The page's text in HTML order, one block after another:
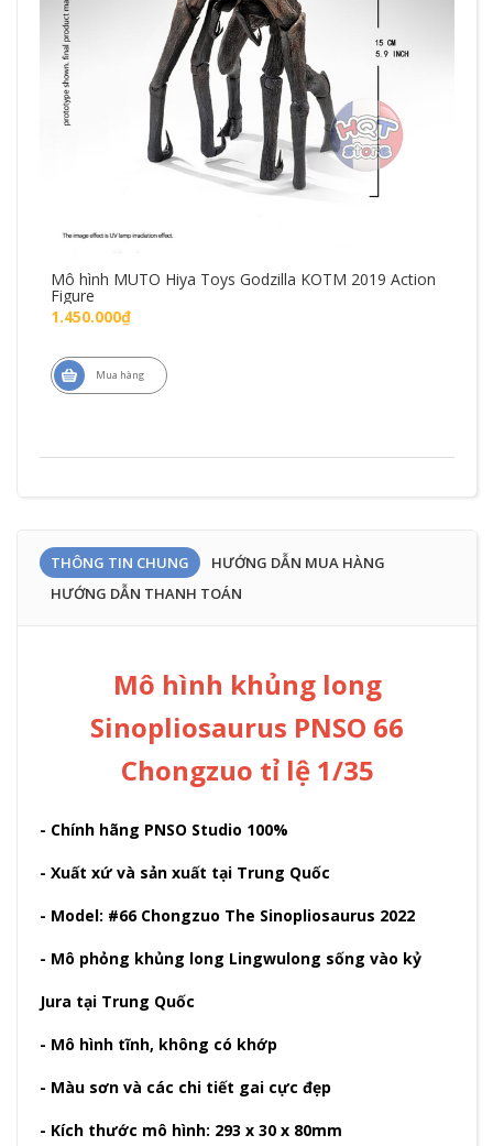
Mô hình MUTO Hiya Toys Godzilla KOTM 2019 Action
Figure
1.450.000₫
Mua hàng
THÔNG TIN CHUNG
HƯỚNG DẪN MUA HÀNG
HƯỚNG DẪN THANH TOÁN
Mô hình khủng long
Sinopliosaurus PNSO 66
Chongzuo tỉ lệ 1/35
- Chính hãng PNSO Studio 100%
- Xuất xứ và sản xuất tại Trung Quốc
- Model: #66 Chongzuo The Sinopliosaurus 2022
- Mô phỏng khủng long Lingwulong sống vào kỷ
Jura tại Trung Quốc
- Mô hình tĩnh, không có khớp
- Màu sơn và các chi tiết gai cực đẹp
- Kích thước mô hình: 293 x 30 x 80mm